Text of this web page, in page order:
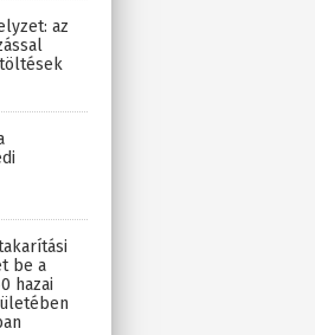
az
be a
hazai